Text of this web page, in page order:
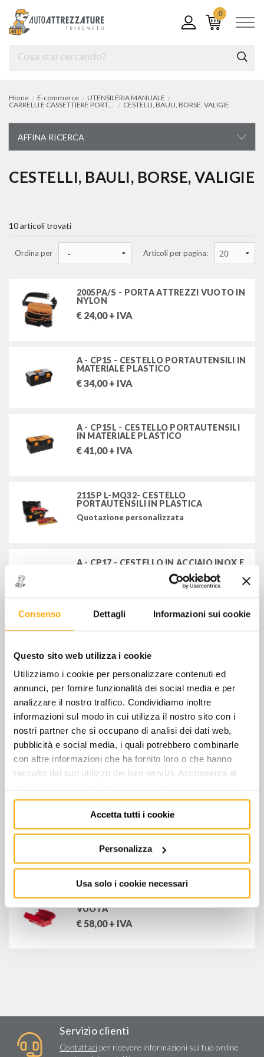
Consenso Dettagli Informazioni sui cookie
Questo sito web utilizza i cookie
Utilizziamo i cookie per personalizzare contenuti ed
annunci, per fornire funzionalità dei social media e per
analizzare il nostro traffico. Condividiamo inoltre
informazioni sul modo in cui utilizza il nostro sito con i
nostri partner che si occupano di analisi dei dati web,
pubblicità e social media, i quali potrebbero combinarle
con altre informazioni che ha fornito loro o che hanno
raccolto dal suo utilizzo dei loro servizi. Acconsenta ai
Accetta tutti i cookie
Personalizza
Usa solo i cookie necessari
0
Home E-commerce
UTENSILERIA MANUALE
CARRELLI E CASSETTIERE PORTAUTENSILI
CESTELLI, BAULI, BORSE, VALIGIE
AFFINA RICERCA
UTENSILERIA MANUALE
assortimenti e termoformati utensili per carrelli e cassettiere
cestelli, bauli, borse, valigie
chiavi a bussola e accessori
inserti e portainserti
martelli e scalpelli
chiavi dinamometriche, moltiplicatori
utensili per tagliare e manutenzioni varie
rivettatrici e rivetti
attrezzature per idraulica
saldatori e stazioni di saldatura
FILTRA PER
MARCHI
STANLEY-USAG-SWK
CESTELLI, BAULI, BORSE, VALIGIE
10 articoli trovati
Ordina per Articoli per pagina:
2005PA/S - PORTA ATTREZZI VUOTO IN
NYLON
€ 24,00+ IVA
A - CP15 - CESTELLO PORTAUTENSILI IN
MATERIALE PLASTICO
€34,00+ IVA
A - CP15L - CESTELLO PORTAUTENSILI
IN MATERIALE PLASTICO
€41,00+ IVA
2115P L-MQ32- CESTELLO
PORTAUTENSILI IN PLASTICA
Quotazione personalizzata
A - CP17 - CESTELLO IN ACCIAIO INOX E
A - C20L - CESTELLO ESTENDIBILE A 5
€ 54,00+ IVA
STOCK
C163 - VALIGETTA DA 16" PORTA
UTENSILI
€14,00 + IVA
STOCK
C165 - VALIGETTA DA 20" PORTA
UTENSILI
€25,00+ IVA
646/2LV - CASSETTA PORTATTREZZI
63,00+ IVA
646/3LV - CASSETTA PORTATTREZZI
VUOTA
€ 58,00+ IVA
Servizio clienti
Contattaci per ricevere informazioni sul tuo ordine